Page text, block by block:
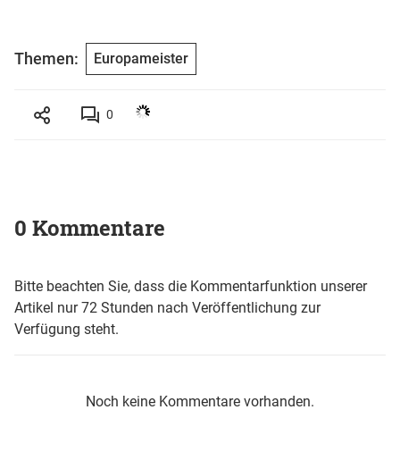
Themen: Europameister
0
0 Kommentare
Bitte beachten Sie, dass die Kommentarfunktion unserer
Artikel nur 72 Stunden nach Veröffentlichung zur
Verfügung steht.
Noch keine Kommentare vorhanden.